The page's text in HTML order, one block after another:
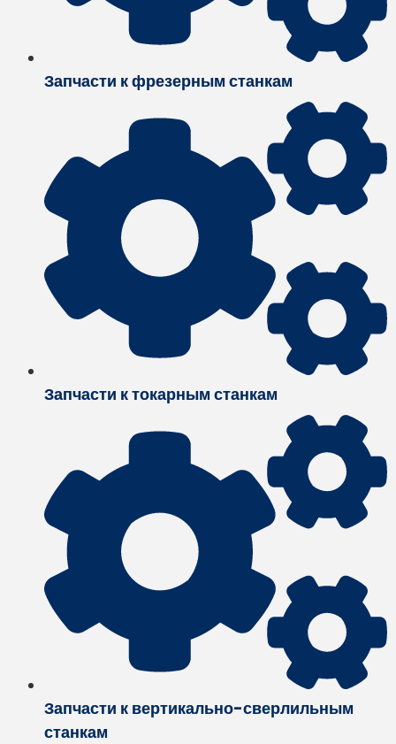
Запчасти к фрезерным станкам
Запчасти к токарным станкам
Запчасти к вертикально-сверлильным
станкам